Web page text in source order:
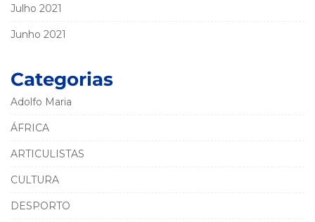
Julho 2021
Junho 2021
Categorias
Adolfo Maria
ÁFRICA
ARTICULISTAS
CULTURA
DESPORTO